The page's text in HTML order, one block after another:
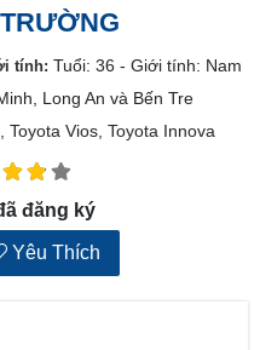
tính: Tuổi: 36 - Giới tính: Nam
Long An và Bến Tre
Toyota Vios, Toyota Innova
đăng ký
Yêu Thích